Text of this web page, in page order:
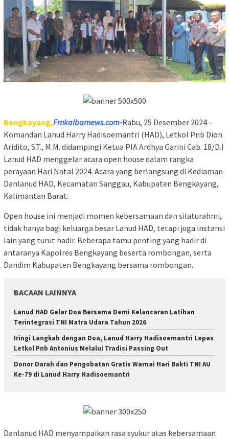
Bengkayang,Frnkalbarnews.com-Rabu, 25 Desember 2024 –
Komandan Lanud Harry Hadisoemantri (HAD), Letkol Pnb Dion
Aridito, S.T., M.M. didampingi Ketua PIA Ardhya Garini Cab. 18/D.I
Lanud HAD menggelar acara open house dalam rangka
perayaan Hari Natal 2024. Acara yang berlangsung di Kediaman
Danlanud HAD, Kecamatan Sanggau, Kabupaten Bengkayang,
Kalimantan Barat.
Open house ini menjadi momen kebersamaan dan silaturahmi,
tidak hanya bagi keluarga besar Lanud HAD, tetapi juga instansi
lain yang turut hadir. Beberapa tamu penting yang hadir di
antaranya Kapolres Bengkayang beserta rombongan, serta
Dandim Kabupaten Bengkayang bersama rombongan.
BACAAN LAINNYA
Lanud HAD Gelar Doa Bersama Demi Kelancaran Latihan
Terintegrasi TNI Matra Udara Tahun 2026
Iringi Langkah dengan Doa, Lanud Harry Hadisoemantri Lepas
Letkol Pnb Antonius Melalui Tradisi Passing Out
Donor Darah dan Pengobatan Gratis Warnai Hari Bakti TNI AU
Ke-79 di Lanud Harry Hadisoemantri
Danlanud HAD menyampaikan rasa syukur atas kebersamaan